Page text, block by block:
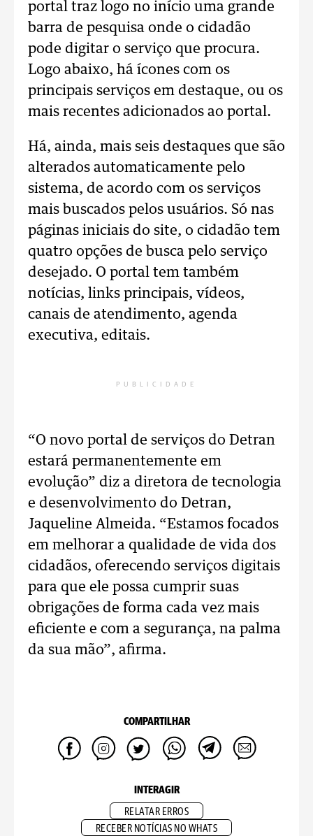
portal traz logo no início uma grande
barra de pesquisa onde o cidadão
pode digitar o serviço que procura.
Logo abaixo, há ícones com os
principais serviços em destaque, ou os
mais recentes adicionados ao portal.
Há, ainda, mais seis destaques que são
alterados automaticamente pelo
sistema, de acordo com os serviços
mais buscados pelos usuários. Só nas
páginas iniciais do site, o cidadão tem
quatro opções de busca pelo serviço
desejado. O portal tem também
notícias, links principais, vídeos,
canais de atendimento, agenda
executiva, editais.
PUBLICIDADE
“O novo portal de serviços do Detran
estará permanentemente em
evolução” diz a diretora de tecnologia
e desenvolvimento do Detran,
Jaqueline Almeida. “Estamos focados
em melhorar a qualidade de vida dos
cidadãos, oferecendo serviços digitais
para que ele possa cumprir suas
obrigações de forma cada vez mais
eficiente e com a segurança, na palma
da sua mão”, afirma.
COMPARTILHAR
INTERAGIR
RELATAR ERROS
RECEBER NOTÍCIAS NO WHATS